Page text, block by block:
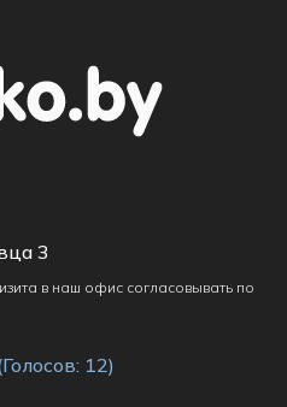
3
в наш офис согласовывать по
12)